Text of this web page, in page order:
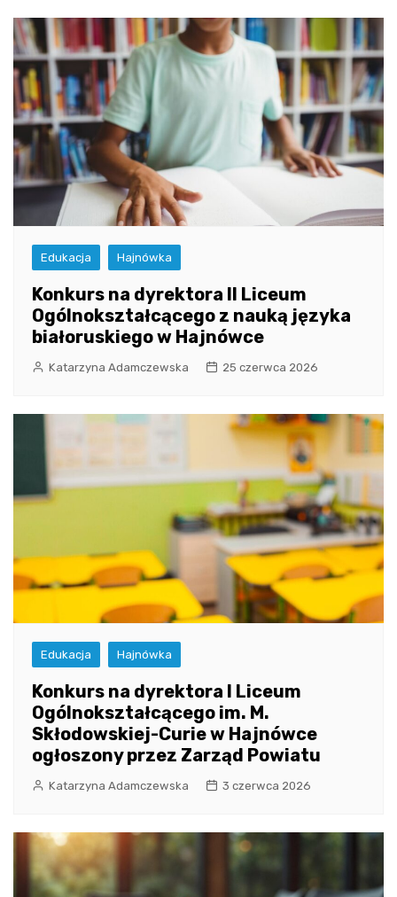
Edukacja Hajnówka
Konkurs na dyrektora II Liceum
Ogólnokształcącego z nauką języka
białoruskiego w Hajnówce
Katarzyna Adamczewska 25 czerwca 2026
Edukacja Hajnówka
Konkurs na dyrektora I Liceum
Ogólnokształcącego im. M.
Skłodowskiej-Curie w Hajnówce
ogłoszony przez Zarząd Powiatu
Katarzyna Adamczewska 3 czerwca 2026